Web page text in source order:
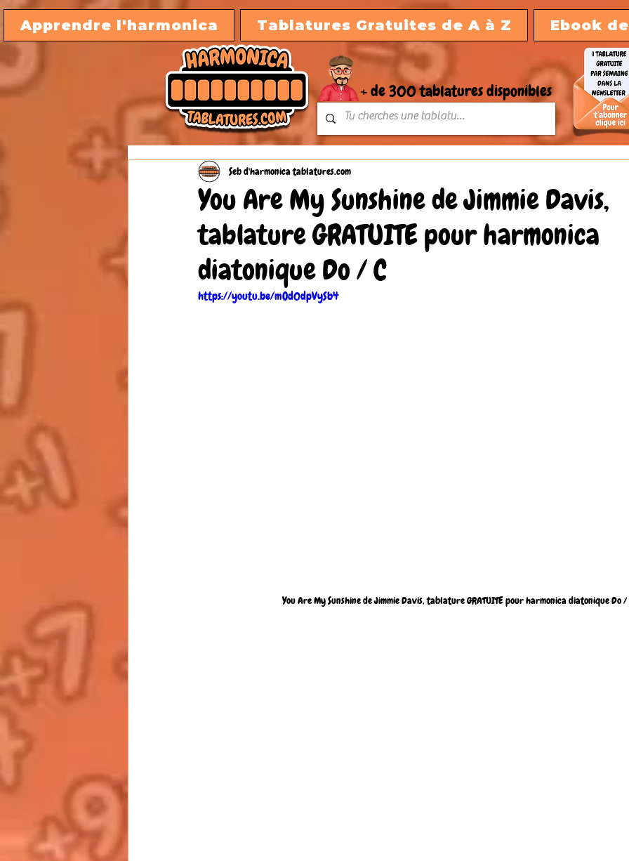
Apprendre l'harmonica Tablatures Gratuites de A à Z Ebook
+ de 300 tablatures disponibles
You Are My Sunshine de Jimmie Davis,
tablature GRATUITE pour harmonica
diatonique Do / C
Seb d'harmonica tablatures.com
https://youtu.be/mOd0dpVySb4
You Are My Sunshine de Jimmie Davis, tablature GRATUITE pour harmonica diatonique Do /